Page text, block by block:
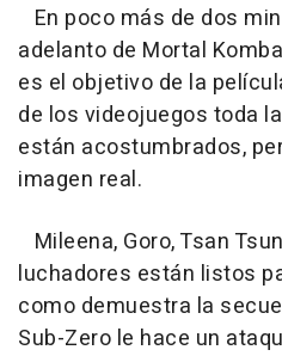
En poco más de dos
adelanto de Mortal
es el objetivo de la
de los videojuegos toda
están acostumbrados,
imagen real.
Mileena, Goro, Tsan
luchadores están listos
como demuestra la
Sub-Zero le hace un